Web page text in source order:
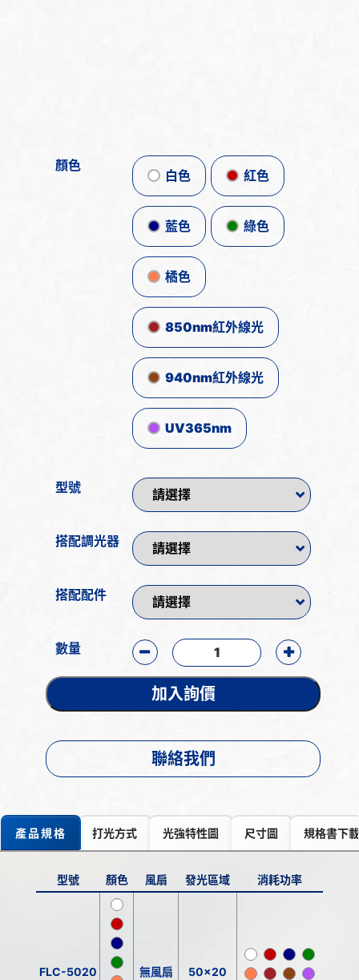
顏色
白色 紅色
藍色 綠色
橘色
850nm紅外線光
940nm紅外線光
UV365nm
型號
搭配調光器
搭配配件
數量
加入詢價
聯絡我們
產品規格 打光方式 光強特性圖 尺寸圖 規格書下載
型號 顏色 風扇 發光區域 消耗功率
FLC-5020 無風扇
50x20